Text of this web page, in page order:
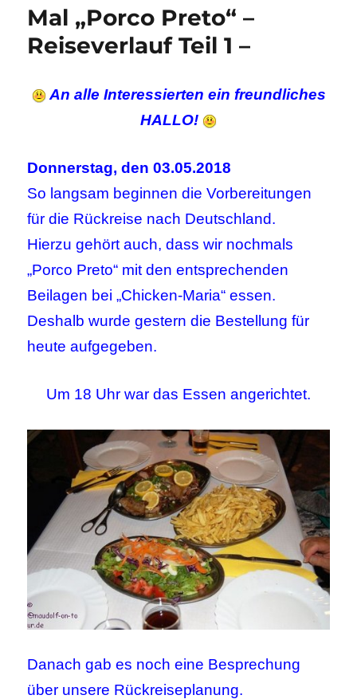
Mal „Porco Preto“ –
Reiseverlauf Teil 1 –
An alle Interessierten ein freundliches
HALLO!
Donnerstag, den 03.05.2018
So langsam beginnen die Vorbereitungen
für die Rückreise nach Deutschland.
Hierzu gehört auch, dass wir nochmals
„Porco Preto“ mit den entsprechenden
Beilagen bei „Chicken-Maria“ essen.
Deshalb wurde gestern die Bestellung für
heute aufgegeben.
Um 18 Uhr war das Essen angerichtet.
Danach gab es noch eine Besprechung
über unsere Rückreiseplanung.